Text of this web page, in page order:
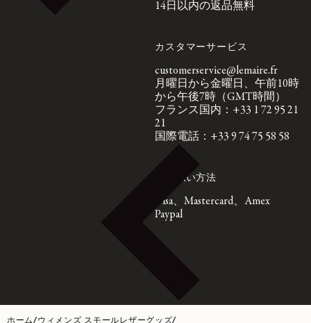
14日以内の返品無料
カスタマーサービス
customerservice@lemaire.fr
月曜日から金曜日、午前10時
から午後7時（GMT時間）
フランス国内：+33 1 72 95 21
21
国際電話：+33 9 74 75 58 58
お支払い方法
Visa、Mastercard、Amex
Paypal
ホーム/ウィメンズ スモールレザーグッズ/